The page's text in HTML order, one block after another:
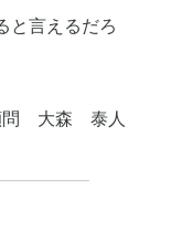
と言えるだろ
問 大森 泰人